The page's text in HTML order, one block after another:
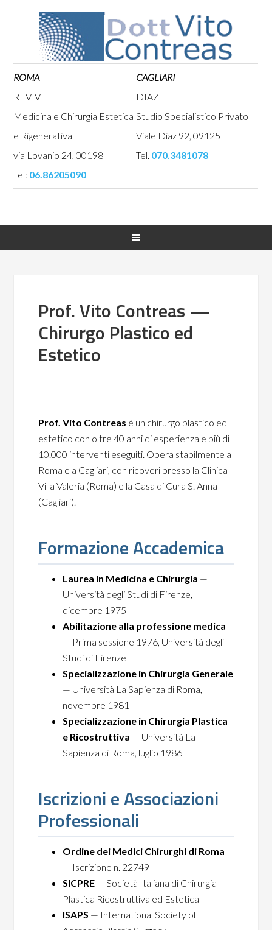
ROMA
REVIVE
Medicina e Chirurgia Estetica
e Rigenerativa
via Lovanio 24, 00198
Tel: 06.86205090
CAGLIARI
DIAZ
Studio Specialistico Privato
Viale Diaz 92, 09125
Tel. 070.3481078
Prof. Vito Contreas —
Chirurgo Plastico ed
Estetico
Prof. Vito Contreas è un chirurgo plastico ed
estetico con oltre 40 anni di esperienza e più di
10.000 interventi eseguiti. Opera stabilmente a
Roma e a Cagliari, con ricoveri presso la Clinica
Villa Valeria (Roma) e la Casa di Cura S. Anna
(Cagliari).
Formazione Accademica
Laurea in Medicina e Chirurgia —
Università degli Studi di Firenze,
dicembre 1975
Abilitazione alla professione medica
— Prima sessione 1976, Università degli
Studi di Firenze
Specializzazione in Chirurgia Generale
— Università La Sapienza di Roma,
novembre 1981
Specializzazione in Chirurgia Plastica
e Ricostruttiva — Università La
Sapienza di Roma, luglio 1986
Iscrizioni e Associazioni
Professionali
Ordine dei Medici Chirurghi di Roma
— Iscrizione n. 22749
SICPRE — Società Italiana di Chirurgia
Plastica Ricostruttiva ed Estetica
ISAPS — International Society of